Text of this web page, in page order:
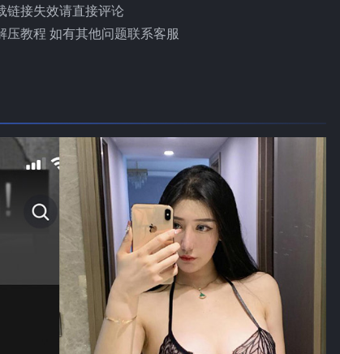
链接失效请直接评论
压教程 如有其他问题联系客服